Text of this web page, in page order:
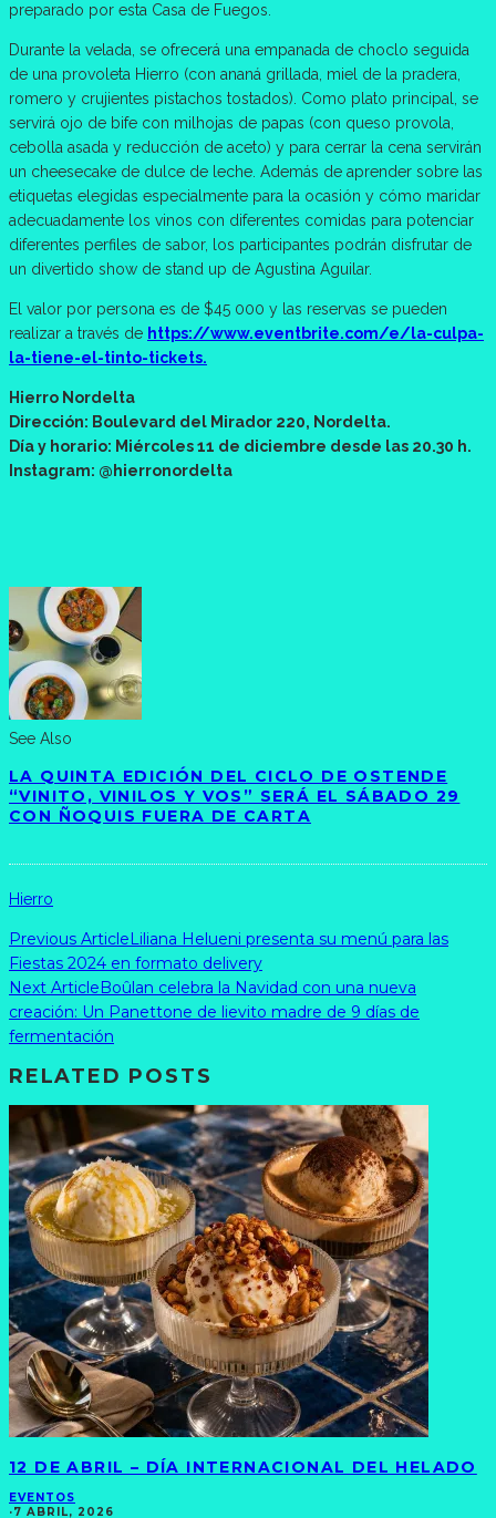
preparado por esta Casa de Fuegos.
Durante la velada, se ofrecerá una empanada de choclo seguida
de una provoleta Hierro (con ananá grillada, miel de la pradera,
romero y crujientes pistachos tostados). Como plato principal, se
servirá ojo de bife con milhojas de papas (con queso provola,
cebolla asada y reducción de aceto) y para cerrar la cena servirán
un cheesecake de dulce de leche. Además de aprender sobre las
etiquetas elegidas especialmente para la ocasión y cómo maridar
adecuadamente los vinos con diferentes comidas para potenciar
diferentes perfiles de sabor, los participantes podrán disfrutar de
un divertido show de stand up de Agustina Aguilar.
El valor por persona es de $45 000 y las reservas se pueden
realizar a través de https://www.eventbrite.com/e/la-culpa-
la-tiene-el-tinto-tickets.
Hierro Nordelta
Dirección: Boulevard del Mirador 220, Nordelta.
Día y horario: Miércoles 11 de diciembre desde las 20.30 h.
Instagram: @hierronordelta
See Also
LA QUINTA EDICIÓN DEL CICLO DE OSTENDE
“VINITO, VINILOS Y VOS” SERÁ EL SÁBADO 29
CON ÑOQUIS FUERA DE CARTA
Hierro
Previous Article Liliana Helueni presenta su menú para las
Fiestas 2024 en formato delivery
Next Article Boûlan celebra la Navidad con una nueva
creación: Un Panettone de lievito madre de 9 días de
fermentación
RELATED POSTS
12 DE ABRIL – DÍA INTERNACIONAL DEL HELADO
EVENTOS
·7 ABRIL, 2026